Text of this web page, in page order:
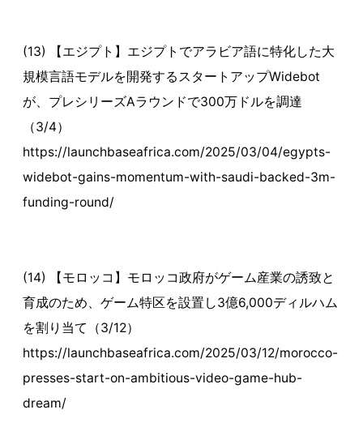
(13) 【エジプト】エジプトでアラビア語に特化した大
規模言語モデルを開発するスタートアップWidebot
が、プレシリーズAラウンドで300万ドルを調達
（3/4）
https://launchbaseafrica.com/2025/03/04/egypts-
widebot-gains-momentum-with-saudi-backed-3m-
funding-round/
(14) 【モロッコ】モロッコ政府がゲーム産業の誘致と
育成のため、ゲーム特区を設置し3億6,000ディルハム
を割り当て（3/12）
https://launchbaseafrica.com/2025/03/12/morocco-
presses-start-on-ambitious-video-game-hub-
dream/